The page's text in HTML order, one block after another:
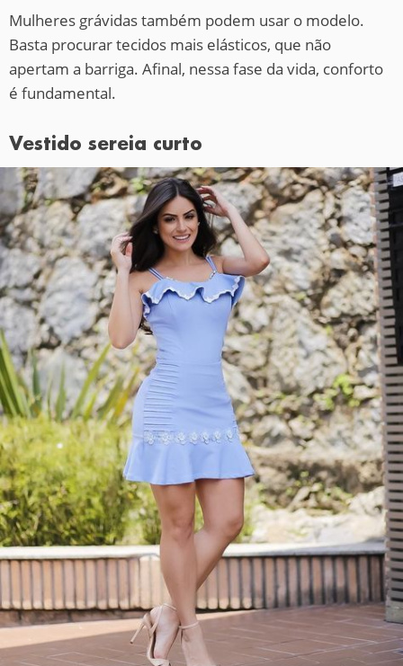
Mulheres grávidas também podem usar o modelo.
Basta procurar tecidos mais elásticos, que não
apertam a barriga. Afinal, nessa fase da vida, conforto
é fundamental.
Vestido sereia curto